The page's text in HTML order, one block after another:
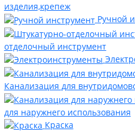
изделия,крепеж
Ручной
отделочный инструмент
Канализация для
для наружнего использования
Краска